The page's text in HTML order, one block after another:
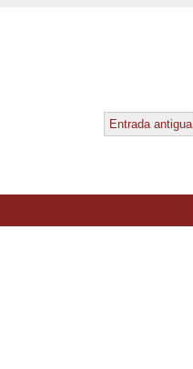
Entrada antigua